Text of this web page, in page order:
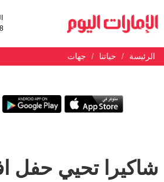
الرئيسة حياتنا جهات
شاكيرا تحيي حفل